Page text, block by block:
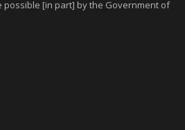
possible [in part] by the Government of